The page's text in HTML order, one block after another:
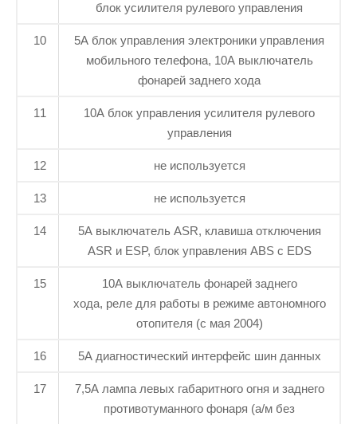
блок усилителя рулевого управления
10
5А блок управления электроники управления
мобильного телефона, 10А выключатель
фонарей заднего хода
11
10А блок управления усилителя рулевого
управления
12 не используется
13 не используется
14
5А выключатель ASR, клавиша отключения
ASR и ESP, блок управления ABS с EDS
15
10А выключатель фонарей заднего
хода, реле для работы в режиме автономного
отопителя (с мая 2004)
16 5А диагностический интерфейс шин данных
17
7,5А лампа левых габаритного огня и заднего
противотуманного фонаря (а/м без